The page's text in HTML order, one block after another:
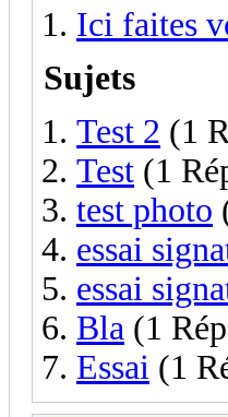
Ici faites
Sujets
Test 2 (1
Test (1
test photo
essai
essai
Bla (1
Essai (1